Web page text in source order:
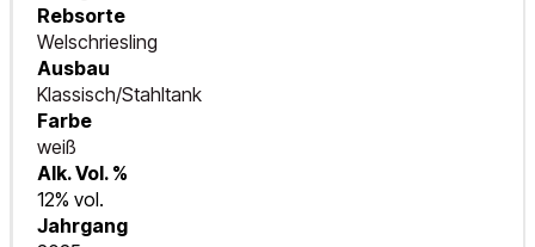
Rebsorte
Welschriesling
Ausbau
Klassisch/Stahltank
Farbe
weiß
Alk. Vol. %
12% vol.
Jahrgang